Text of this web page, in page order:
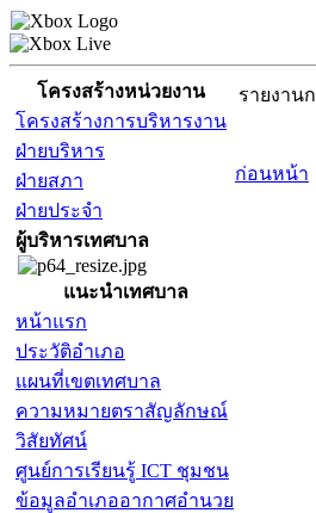
โครงสร้างหน่วยงาน
โครงสร้างการบริหารงาน
ฝ่ายบริหาร
ฝ่ายสภา
ฝ่ายประจำ
ผู้บริหารเทศบาล
แนะนำเทศบาล
หน้าแรก
ประวัติอำเภอ
แผนที่เขตเทศบาล
ความหมายตราสัญลักษณ์
วิสัยทัศน์
ศูนย์การเรียนรู้ ICT ชุมชน
ข้อมูลอำเภออากาศอำนวย
รายงาน
ก่อนหน้า